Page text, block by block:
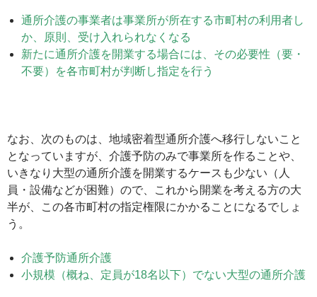
通所介護の事業者は事業所が所在する市町村の利用者し
か、原則、受け入れられなくなる
新たに通所介護を開業する場合には、その必要性（要・
不要）を各市町村が判断し指定を行う
なお、次のものは、地域密着型通所介護へ移行しないこと
となっていますが、介護予防のみで事業所を作ることや、
いきなり大型の通所介護を開業するケースも少ない（人
員・設備などが困難）ので、これから開業を考える方の大
半が、この各市町村の指定権限にかかることになるでしょ
う。
介護予防通所介護
小規模（概ね、定員が18名以下）でない大型の通所介護